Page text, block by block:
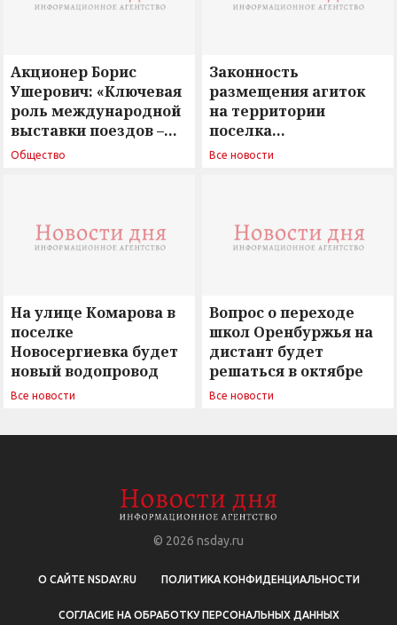
Акционер Борис
Ушерович: «Ключевая
роль международной
выставки поездов –
поиск ответов на
Общество
Законность
размещения агиток
на территории
поселка
Новосергиевка
Все новости
На улице Комарова в
поселке
Новосергиевка будет
новый водопровод
Все новости
Вопрос о переходе
школ Оренбуржья на
дистант будет
решаться в октябре
Все новости
© 2026 nsday.ru
О САЙТЕ NSDAY.RU ПОЛИТИКА КОНФИДЕНЦИАЛЬНОСТИ
СОГЛАСИЕ НА ОБРАБОТКУ ПЕРСОНАЛЬНЫХ ДАННЫХ